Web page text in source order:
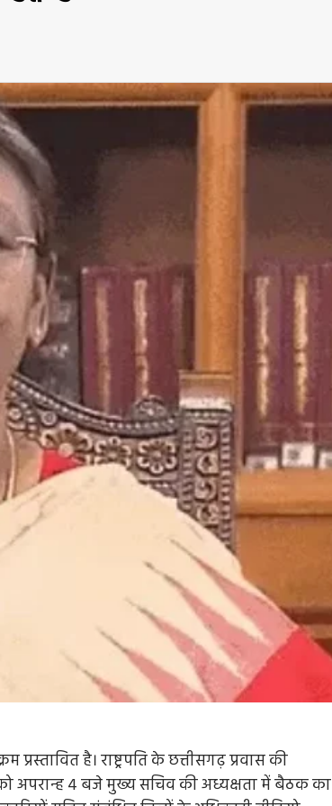
प्रस्तावित है। राष्ट्रपति के छत्तीसगढ़ प्रवास की
अपरान्ह 4 बजे मुख्य सचिव की अध्यक्षता में बैठक का